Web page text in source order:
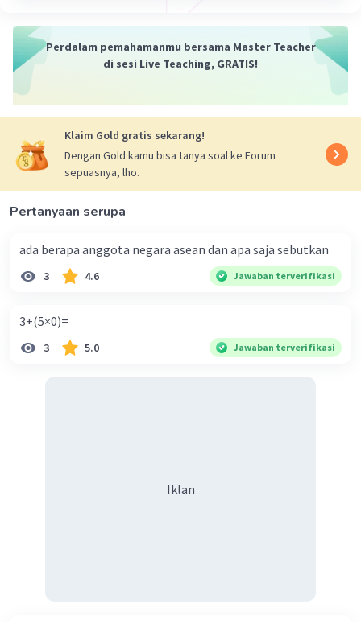
Maka oleh itu, hasil tepat dari
Beri Rating·0.0(0) Balas
Iklan
J.Z J Level 60
Kamu naya
Beri Rating (
Perdalam pemahamanmu bersama Master Teacher
di sesi Live Teaching, GRATIS!
Klaim Gold gratis sekarang!
Dengan Gold kamu bisa tanya soal ke Forum
sepuasnya, lho.
Pertanyaan serupa
ada berapa anggota negara asean dan apa saja sebutkan
3 4.6 Jawaban terverifikasi
3+(5×0)=
3 5.0 Jawaban terverifikasi
Iklan